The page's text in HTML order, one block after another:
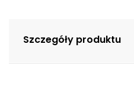
Szczegóły produktu